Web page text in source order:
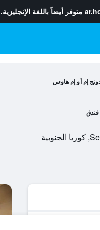
متوفر أيضاً باللغة الإنجليزية.
إم أو إم هاوس
فندق